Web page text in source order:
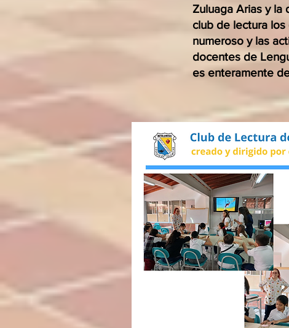
Zuluaga Arias y la
club de lectura
numeroso y las
docentes de
es enteramente